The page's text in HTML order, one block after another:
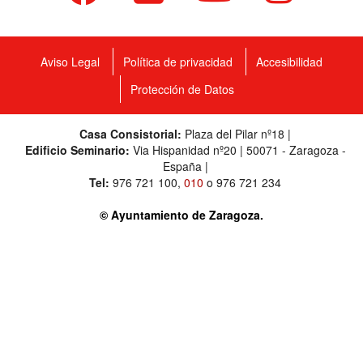
Aviso Legal Política de privacidad
Accesibilidad
Protección de Datos
Casa Consistorial: Plaza del Pilar nº18 |
Edificio Seminario: Via Hispanidad nº20 | 50071 - Zaragoza -
España |
Tel: 976 721 100, 010 o 976 721 234
© Ayuntamiento de Zaragoza.